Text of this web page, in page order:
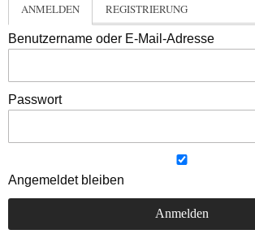
ANMELDEN REGISTRIERUNG
Benutzername oder E-Mail-Adresse
Passwort
Angemeldet bleiben